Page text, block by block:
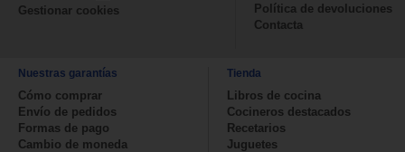
Gestionar cookies
Política de devoluciones
Contacta
Nuestras garantías
Cómo comprar
Envío de pedidos
Formas de pago
Cambio de moneda
Tienda
Libros de cocina
Cocineros destacados
Recetarios
Juguetes